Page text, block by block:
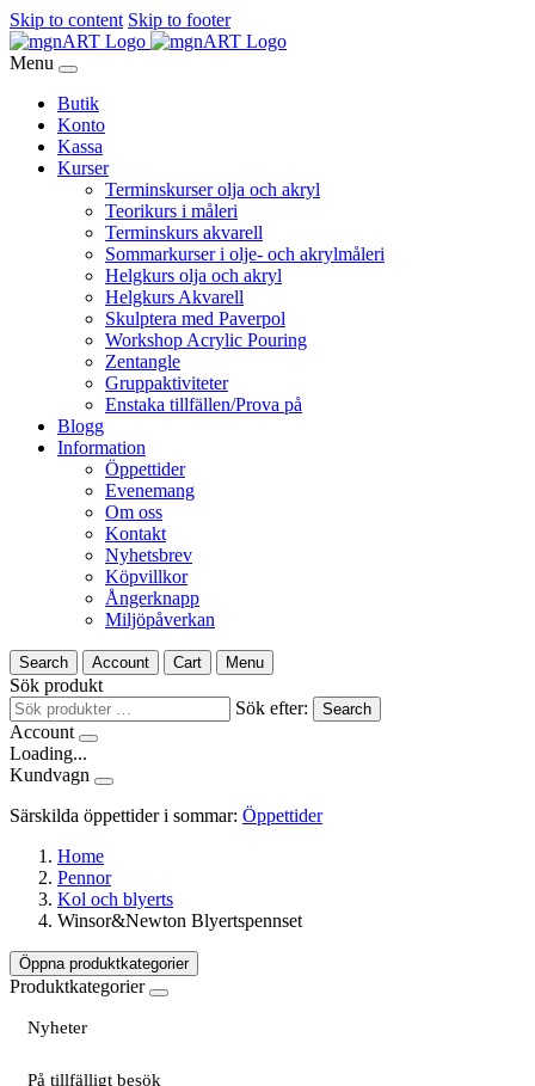
Skip to content Skip to footer
Menu
Butik
Konto
Kassa
Kurser
Terminskurser olja och akryl
Teorikurs i måleri
Terminskurs akvarell
Sommarkurser i olje- och akrylmåleri
Helgkurs olja och akryl
Helgkurs Akvarell
Skulptera med Paverpol
Workshop Acrylic Pouring
Zentangle
Gruppaktiviteter
Enstaka tillfällen/Prova på
Blogg
Information
Öppettider
Evenemang
Om oss
Kontakt
Nyhetsbrev
Köpvillkor
Ångerknapp
Miljöpåverkan
Search Account Cart Menu
Sök produkt
Sök efter:
Search
Account
Loading...
Kundvagn
Särskilda öppettider i sommar: Öppettider
Home
Pennor
Kol och blyerts
Winsor&Newton Blyertspennset
Öppna produktkategorier
Produktkategorier
Nyheter
På tillfälligt besök